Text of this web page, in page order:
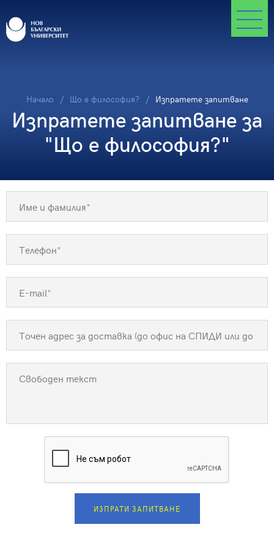
Начало Що е философия? Изпратете запитване
Изпратете запитване за
"Що е философия?"
ИЗПРАТИ ЗАПИТВАНЕ